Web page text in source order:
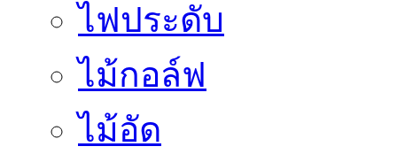
ไฟประดับ
ไม้กอล์ฟ
ไม้อัด